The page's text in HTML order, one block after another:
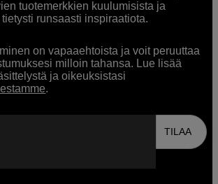
tuotemerkkien kuulumisista ja
runsaasti inspiraatiota.
on vapaaehtoista ja voit peruuttaa
milloin tahansa. Lue lisää
ja oikeuksistasi
.
TILAA